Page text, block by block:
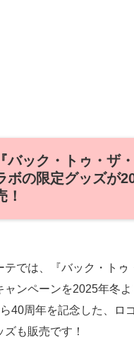
バック・トゥ・ザ
ボの限定グッズが
！
テでは、『バック・トゥ
ャンペーンを2025年冬よ
40周年を記念した、ロ
ズも販売です！